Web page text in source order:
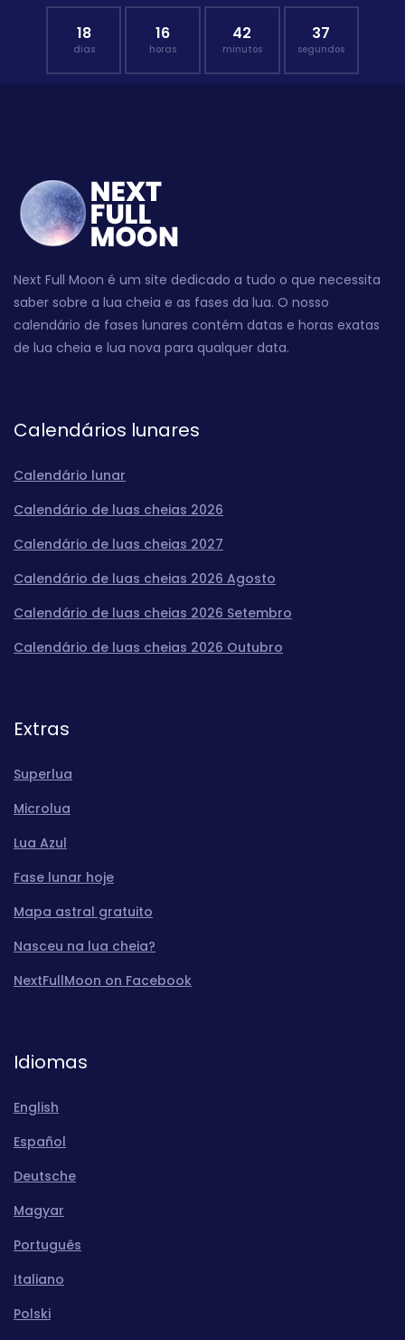
18
dias
16
horas
42
minutos
36
segundos
Next Full Moon é um site dedicado a tudo o que necessita
saber sobre a lua cheia e as fases da lua. O nosso
calendário de fases lunares contém datas e horas exatas
de lua cheia e lua nova para qualquer data.
Calendários lunares
Calendário lunar
Calendário de luas cheias 2026
Calendário de luas cheias 2027
Calendário de luas cheias 2026 Agosto
Calendário de luas cheias 2026 Setembro
Calendário de luas cheias 2026 Outubro
Extras
Superlua
Microlua
Lua Azul
Fase lunar hoje
Mapa astral gratuito
Nasceu na lua cheia?
NextFullMoon on Facebook
Idiomas
English
Español
Deutsche
Magyar
Português
Italiano
Polski